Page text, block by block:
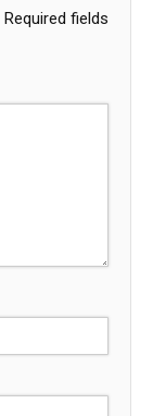
Required fields